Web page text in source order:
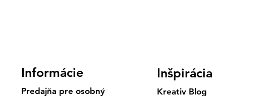
Informácie
Predajňa pre osobný
Inšpirácia
Kreativ Blog